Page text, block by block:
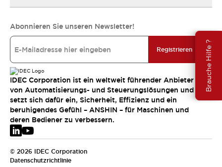
Brauche Hilfe ?
Abonnieren Sie unseren Newsletter!
Registrieren
IDEC Corporation ist ein weltweit führender Anbieter
von Automatisierungs- und Steuerungslösungen und
setzt sich dafür ein, Sicherheit, Effizienz und ein
beruhigendes Gefühl – ANSHIN – für Maschinen und
deren Bediener zu verbessern.
© 2026 IDEC Corporation
Datenschutzrichtlinie